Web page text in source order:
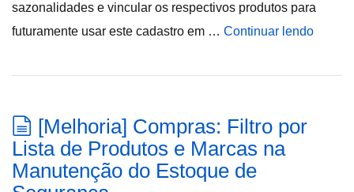
sazonalidades e vincular os respectivos produtos para
futuramente usar este cadastro em … Continuar lendo
[Melhoria] Compras: Filtro por
Lista de Produtos e Marcas na
Manutenção do Estoque de